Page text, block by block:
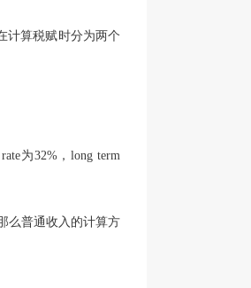
计算税赋时分为两个
为32%，long term
么普通收入的计算方